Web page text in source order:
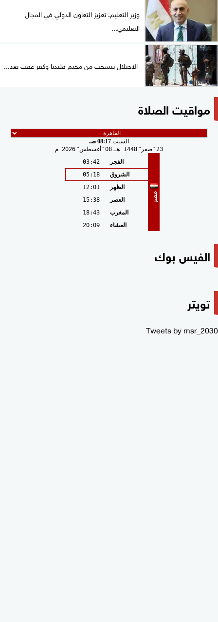
وزير التعليم: تعزيز التعاون الدولي في المجال
التعليمي...
الاحتلال ينسحب من مخيم قلنديا وكفر عقب بعد...
مواقيت الصلاة
السبت 08:17 صـ
23 صفر 1448 هـ 08 أغسطس 2026 م
مصر
الفجر
03:42
الشروق
05:18
الظهر
12:01
العصر
15:38
المغرب
18:43
العشاء
20:09
الفيس بوك
تويتر
Tweets by msr_2030